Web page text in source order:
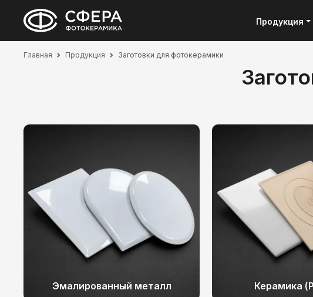
Продукция
Главная Продукция Заготовки для фотокерамики
Эмалированный металл Керамика